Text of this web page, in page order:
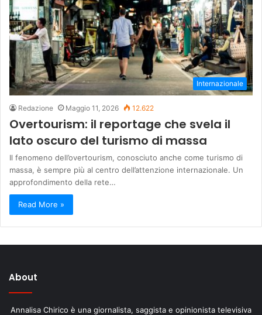
Internazionale
Redazione Maggio 11, 2026 12.622
Overtourism: il reportage che svela il
lato oscuro del turismo di massa
Il fenomeno dell’overtourism, conosciuto anche come turismo di
massa, è sempre più al centro dell’attenzione internazionale. Un
approfondimento della rete…
Read More »
About
Annalisa Chirico è una giornalista, saggista e opinionista televisiva